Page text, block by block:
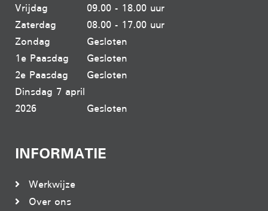
Vrijdag
09.00 - 18.00 uur
Zaterdag
08.00 - 17.00 uur
Zondag
Gesloten
1e Paasdag
Gesloten
2e Paasdag
Gesloten
Dinsdag 7 april
2026
Gesloten
INFORMATIE
Werkwijze
Over ons